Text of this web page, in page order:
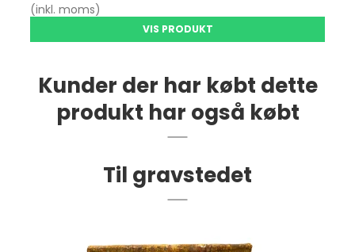
(inkl. moms)
VIS PRODUKT
Kunder der har købt dette
produkt har også købt
Til gravstedet